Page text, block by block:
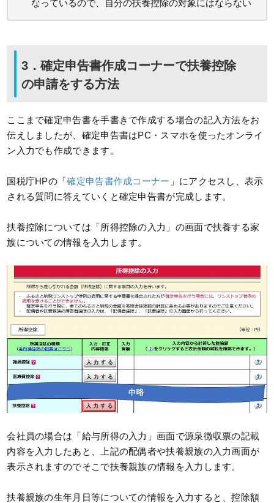
なっているので、自分の扶養控除の対象にはならない
3．確定申告書作成コーナーで扶養控除
の申請をする方法
ここまで確定申告書を手書きで作成する場合の記入方法をお
伝えしましたが、確定申告書はPC・スマホを使ったオンライ
ン入力でも作成できます。
国税庁HPの「確定申告書作成コーナー 」にアクセスし、表示
される質問に答えていくと確定申告書が完成します。
扶養控除については「所得控除の入力」の画面で扶養する家
族についての情報を入力します。
会社員の場合は「給与所得の入力」画面で源泉徴収票の記載
内容を入力したあと、上記の配偶者や扶養親族の入力画面が
表示されますのでそこで扶養親族の情報を入力します。
扶養親族の生年月日等についての情報を入力すると、控除額